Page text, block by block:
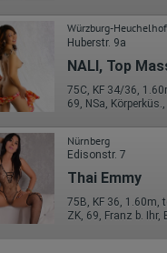
Würzburg-Heuchelhof
Huberstr. 9a
NALI, Top
75C, KF 34/36,
69, NSa,
Nürnberg
Edisonstr. 7
Thai Emmy
75B, KF 36, 1.60m,
ZK, 69, Franz b. Ihr,